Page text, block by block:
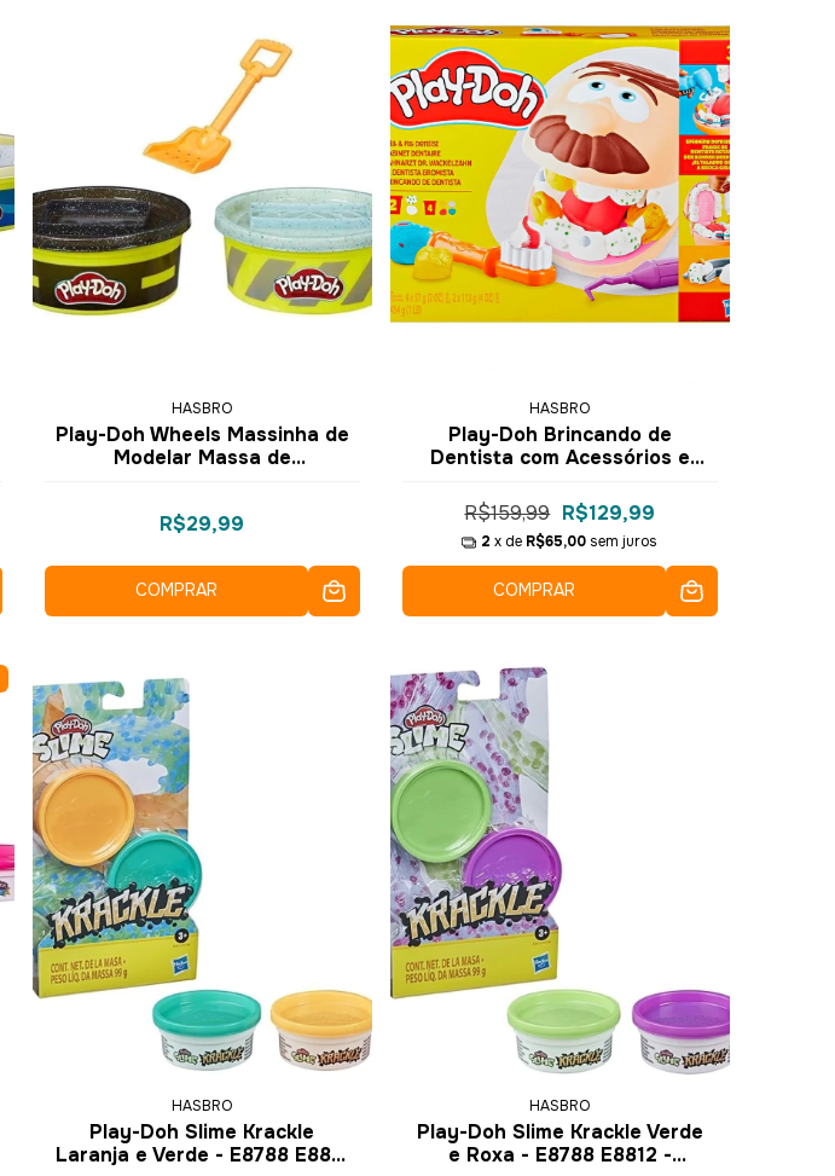
HASBRO
Play-Doh Wheels Massinha de
Modelar Massa de
R$29,99
COMPRAR
HASBRO
Play-Doh Brincando de
Dentista com Acessórios e
Hasbro
R$159,99 R$129,99
2 x de R$65,00 sem juros
COMPRAR
HASBRO
Play-Doh Slime Krackle
Laranja e Verde - E8788 E8811
HASBRO
Play-Doh Slime Krackle Verde
e Roxa - E8788 E8812 -